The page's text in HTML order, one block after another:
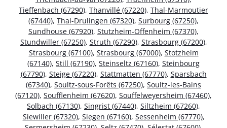
Tieffenbach (67290), Thanvillé (67220), Thal-Marmoutier
(67440), Thal-Drulingen (67320), Surbourg (67250),
Sundhouse (67920), Stutzheim-Offenheim (67370),
Stundwiller (67250), Struth (67290), Strasbourg (67200),
Strasbourg (67100), Strasbourg (67000), Stotzheim
(67140), Still (67190), Steinseltz (67160), Steinbourg
(67790), Steige (67220), Stattmatten (67770), Sparsbach
(67340), Soultz-sous-Forêts (67250), Soultz-les-Bains
(67120), Soufflenheim (67620), Souffelweyersheim (67460),
Solbach (67130), Singrist (67440), Siltzheim (67260),
Siewiller (67320), Siegen (67160), Sessenheim (67770),